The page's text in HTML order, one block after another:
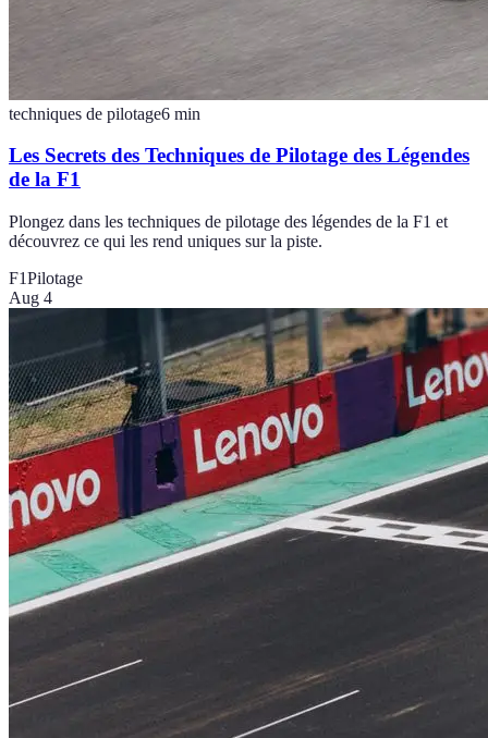
techniques de pilotage6 min
Les Secrets des Techniques de Pilotage des Légendes
de la F1
Plongez dans les techniques de pilotage des légendes de la F1 et
découvrez ce qui les rend uniques sur la piste.
F1Pilotage
Aug 4